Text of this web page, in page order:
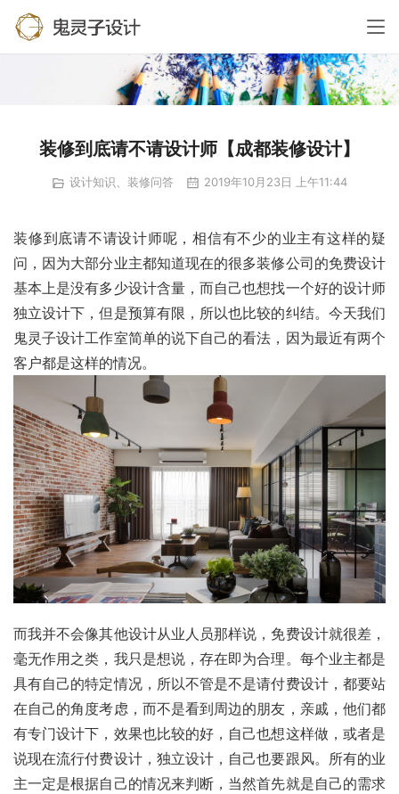
装修到底请不请设计师【成都装修设计】
设计知识、装修问答 2019年10月23日 上午11:44
装修到底请不请设计师呢，相信有不少的业主有这样的疑
问，因为大部分业主都知道现在的很多装修公司的免费设计
基本上是没有多少设计含量，而自己也想找一个好的设计师
独立设计下，但是预算有限，所以也比较的纠结。今天我们
鬼灵子设计工作室简单的说下自己的看法，因为最近有两个
客户都是这样的情况。
而我并不会像其他设计从业人员那样说，免费设计就很差，
毫无作用之类，我只是想说，存在即为合理。每个业主都是
具有自己的特定情况，所以不管是不是请付费设计，都要站
在自己的角度考虑，而不是看到周边的朋友，亲戚，他们都
有专门设计下，效果也比较的好，自己也想这样做，或者是
说现在流行付费设计，独立设计，自己也要跟风。所有的业
主一定是根据自己的情况来判断，当然首先就是自己的需求